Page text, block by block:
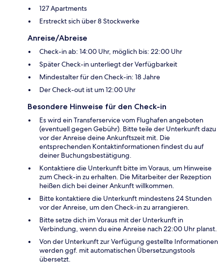
127 Apartments
Erstreckt sich über 8 Stockwerke
Anreise/Abreise
Check-in ab: 14:00 Uhr, möglich bis: 22:00 Uhr
Später Check-in unterliegt der Verfügbarkeit
Mindestalter für den Check-in: 18 Jahre
Der Check-out ist um 12:00 Uhr
Besondere Hinweise für den Check-in
Es wird ein Transferservice vom Flughafen angeboten
(eventuell gegen Gebühr). Bitte teile der Unterkunft dazu
vor der Anreise deine Ankunftszeit mit. Die
entsprechenden Kontaktinformationen findest du auf
deiner Buchungsbestätigung.
Kontaktiere die Unterkunft bitte im Voraus, um Hinweise
zum Check-in zu erhalten. Die Mitarbeiter der Rezeption
heißen dich bei deiner Ankunft willkommen.
Bitte kontaktiere die Unterkunft mindestens 24 Stunden
vor der Anreise, um den Check-in zu arrangieren.
Bitte setze dich im Voraus mit der Unterkunft in
Verbindung, wenn du eine Anreise nach 22:00 Uhr planst.
Von der Unterkunft zur Verfügung gestellte Informationen
werden ggf. mit automatischen Übersetzungstools
übersetzt.